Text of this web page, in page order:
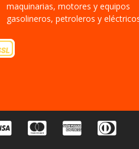
maquinarias, motores y equipos
gasolineros, petroleros y